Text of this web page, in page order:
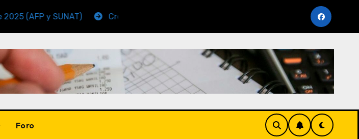
y SUNAT) Cronogramas de Vencimiento Periodo Noviembre 2025 (AFP y SUNAT)
Foro